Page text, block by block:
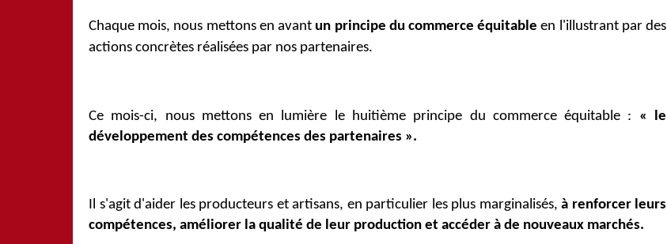
Chaque mois, nous mettons en avant un principe du commerce équitableen l'illustrant par des
actions concrètes réalisées par nos partenaires.
Ce mois-ci, nous mettons en lumière le huitième principe du commerce équitable : «
le
développement des compétences des partenaires ».
Il s'agit d'aider les producteurs et artisans, en particulier les plus marginalisés, à renforcer leurs
compétences, améliorer la qualité de leur production et accéder à de nouveaux marchés.